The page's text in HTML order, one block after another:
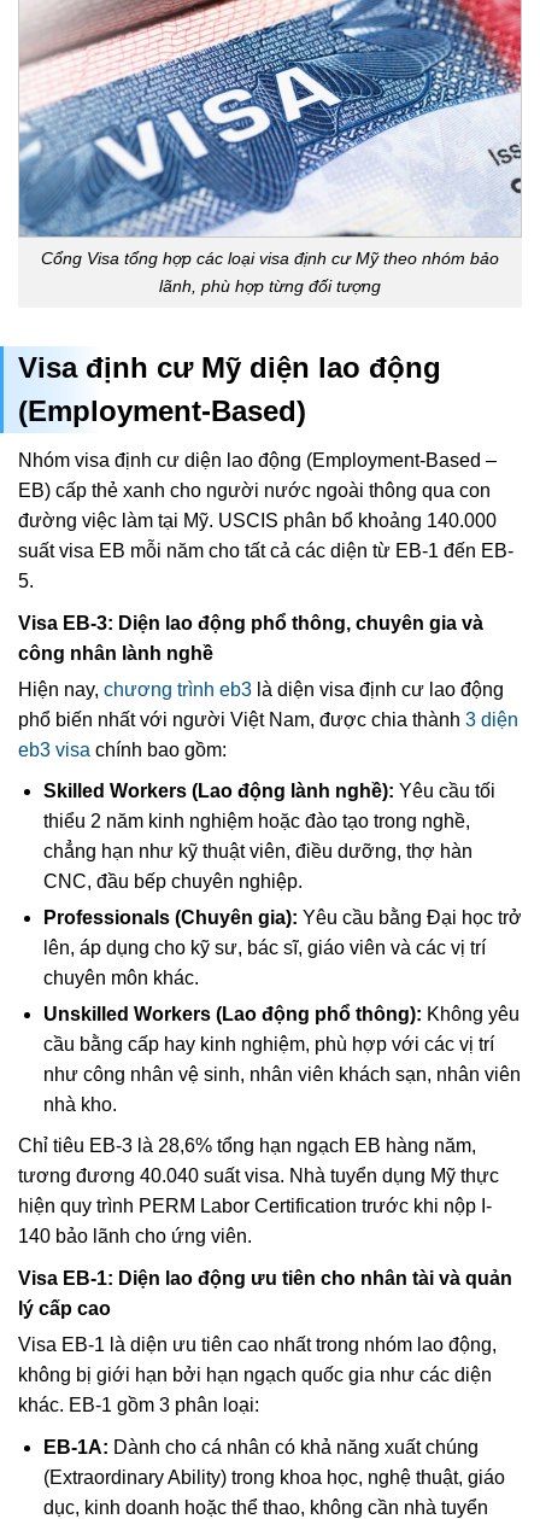
Cổng Visa tổng hợp các loại visa định cư Mỹ theo nhóm bảo
lãnh, phù hợp từng đối tượng
Visa định cư Mỹ diện lao động
(Employment-Based)
Nhóm visa định cư diện lao động (Employment-Based –
EB) cấp thẻ xanh cho người nước ngoài thông qua con
đường việc làm tại Mỹ. USCIS phân bổ khoảng 140.000
suất visa EB mỗi năm cho tất cả các diện từ EB-1 đến EB-
5.
Visa EB-3: Diện lao động phổ thông, chuyên gia và
công nhân lành nghề
Hiện nay, chương trình eb3 là diện visa định cư lao động
phổ biến nhất với người Việt Nam, được chia thành 3 diện
eb3 visa chính bao gồm:
Skilled Workers (Lao động lành nghề): Yêu cầu tối
thiểu 2 năm kinh nghiệm hoặc đào tạo trong nghề,
chẳng hạn như kỹ thuật viên, điều dưỡng, thợ hàn
CNC, đầu bếp chuyên nghiệp.
Professionals (Chuyên gia): Yêu cầu bằng Đại học trở
lên, áp dụng cho kỹ sư, bác sĩ, giáo viên và các vị trí
chuyên môn khác.
Unskilled Workers (Lao động phổ thông): Không yêu
cầu bằng cấp hay kinh nghiệm, phù hợp với các vị trí
như công nhân vệ sinh, nhân viên khách sạn, nhân viên
nhà kho.
Chỉ tiêu EB-3 là 28,6% tổng hạn ngạch EB hàng năm,
tương đương 40.040 suất visa. Nhà tuyển dụng Mỹ thực
hiện quy trình PERM Labor Certification trước khi nộp I-
140 bảo lãnh cho ứng viên.
Visa EB-1: Diện lao động ưu tiên cho nhân tài và quản
lý cấp cao
Visa EB-1 là diện ưu tiên cao nhất trong nhóm lao động,
không bị giới hạn bởi hạn ngạch quốc gia như các diện
khác. EB-1 gồm 3 phân loại:
EB-1A: Dành cho cá nhân có khả năng xuất chúng
(Extraordinary Ability) trong khoa học, nghệ thuật, giáo
dục, kinh doanh hoặc thể thao, không cần nhà tuyển